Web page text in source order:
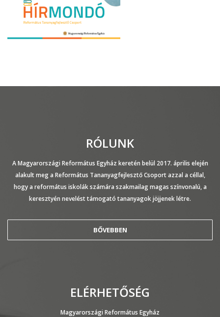
RÓLUNK
A Magyarországi Református Egyház keretén belül 2017. április elején
alakult meg a Református Tananyagfejlesztő Csoport azzal a céllal,
hogy a református iskolák számára szakmailag magas színvonalú, a
keresztyén nevelést támogató tananyagok jöjjenek létre.
BŐVEBBEN
ELÉRHETŐSÉG
Magyarországi Református Egyház